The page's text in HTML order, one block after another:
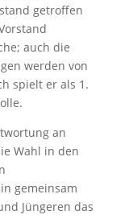
getroffen
auch die
werden von
spielt er als 1.
an
Wahl in den
gemeinsam
Jüngeren das